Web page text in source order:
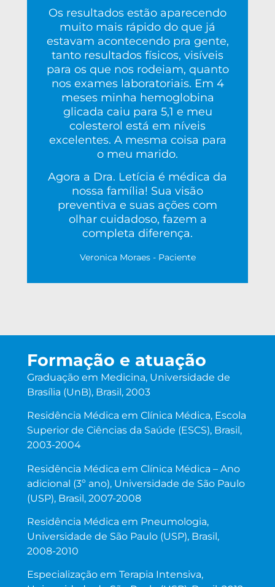
Os resultados estão aparecendo
muito mais rápido do que já
estavam acontecendo pra gente,
tanto resultados físicos, visíveis
para os que nos rodeiam, quanto
nos exames laboratoriais. Em 4
meses minha hemoglobina
glicada caiu para 5,1 e meu
colesterol está em níveis
excelentes. A mesma coisa para
o meu marido.
Agora a Dra. Letícia é médica da
nossa família! Sua visão
preventiva e suas ações com
olhar cuidadoso, fazem a
completa diferença.
Veronica Moraes - Paciente
Formação e atuação
Graduação em Medicina, Universidade de
Brasília (UnB), Brasil, 2003
Residência Médica em Clínica Médica, Escola
Superior de Ciências da Saúde (ESCS), Brasil,
2003-2004
Residência Médica em Clínica Médica – Ano
adicional (3º ano), Universidade de São Paulo
(USP), Brasil, 2007-2008
Residência Médica em Pneumologia,
Universidade de São Paulo (USP), Brasil,
2008-2010
Especialização em Terapia Intensiva,